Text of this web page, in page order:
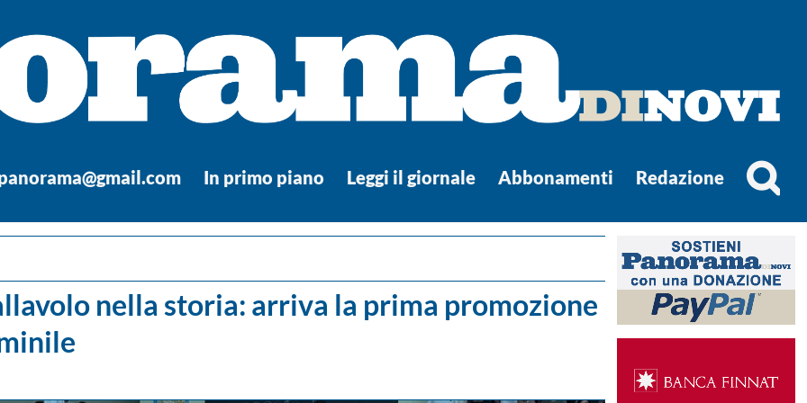
In primo piano Leggi il giornale Abbonamenti Redazione
nella storia: arriva la prima promozione